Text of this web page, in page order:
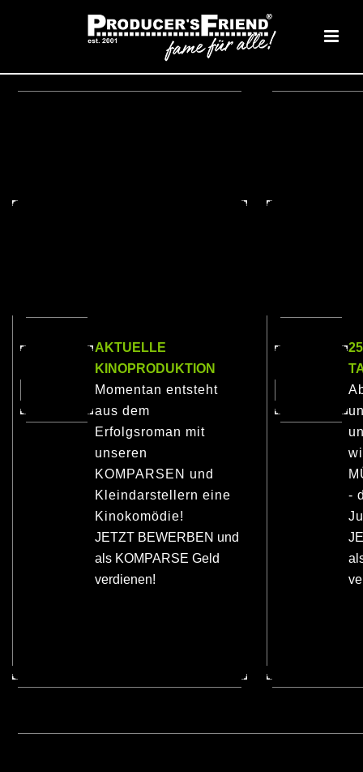
AKTUELLE
KINOPRODUKTION
Momentan entsteht
aus dem
Erfolgsroman mit
unseren
KOMPARSEN und
Kleindarstellern eine
Kinokomödie!
JETZT BEWERBEN und
als KOMPARSE Geld
verdienen!
-